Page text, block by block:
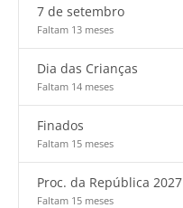
7 de setembro
Faltam 13 meses
Dia das Crianças
Faltam 14 meses
Finados
Faltam 15 meses
Proc. da República 2027
Faltam 15 meses